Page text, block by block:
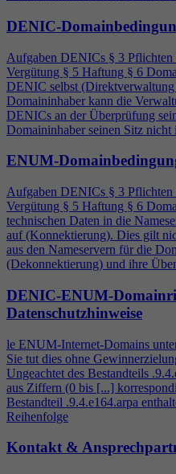
DENIC-
Aufgaben DENICs § 3 Pflichten
Vergütung § 5 Haftung § 6
DENIC selbst
Domaininhaber kann die
DENICs an der Überprüfung
Domaininhaber seinen Sitz nicht
ENUM-
Aufgaben DENICs § 3 Pflichten
Vergütung § 5 Haftung § 6
technischen Daten in die
auf (Konnektierung). Dies gilt
aus den Nameservern für die
(Dekonnektierung) und ihre
DENIC-ENUM-
Datenschutzhinweise
le ENUM-Internet-Domains
Sie tut dies ohne
Ungeachtet des Bestandteils .9.4
aus Ziffern (0 bis [...]
Bestandteil .9.4.e164.arpa
Reihenfolge
Kontakt &